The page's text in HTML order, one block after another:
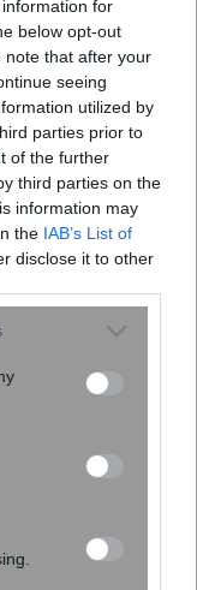
for
below opt-out
note that after your
seeing
utilized by
parties prior to
of the further
third parties on the
information may
the IAB’s List of
disclose it to other
or more Google
You may click to
party tags to
της